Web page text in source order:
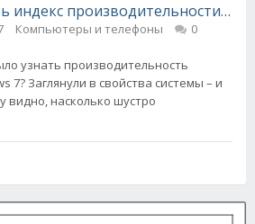
индекс производительности
Компьютеры и телефоны 0
узнать производительность
7? Заглянули в свойства системы – и
видно, насколько шустро